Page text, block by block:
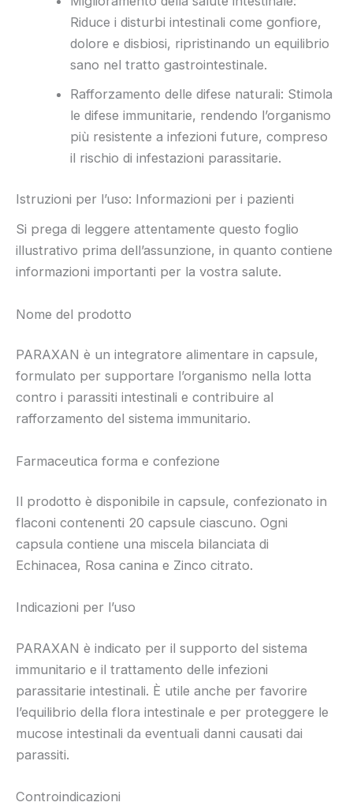
Riduce i disturbi intestinali come gonfiore,
dolore e disbiosi, ripristinando un equilibrio
sano nel tratto gastrointestinale.
Rafforzamento delle difese naturali: Stimola
le difese immunitarie, rendendo l’organismo
più resistente a infezioni future, compreso
il rischio di infestazioni parassitarie.
Istruzioni per l’uso: Informazioni per i pazienti
Si prega di leggere attentamente questo foglio
illustrativo prima dell’assunzione, in quanto contiene
informazioni importanti per la vostra salute.
Nome del prodotto
PARAXAN è un integratore alimentare in capsule,
formulato per supportare l’organismo nella lotta
contro i parassiti intestinali e contribuire al
rafforzamento del sistema immunitario.
Farmaceutica forma e confezione
Il prodotto è disponibile in capsule, confezionato in
flaconi contenenti 20 capsule ciascuno. Ogni
capsula contiene una miscela bilanciata di
Echinacea, Rosa canina e Zinco citrato.
Indicazioni per l’uso
PARAXAN è indicato per il supporto del sistema
immunitario e il trattamento delle infezioni
parassitarie intestinali. È utile anche per favorire
l’equilibrio della flora intestinale e per proteggere le
mucose intestinali da eventuali danni causati dai
parassiti.
Controindicazioni